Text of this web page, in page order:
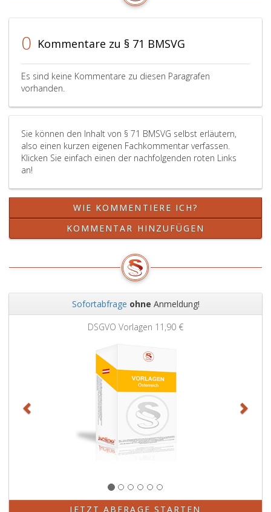
5.
im
der
nach
28,
eingerichteten
Veranlagungsgemeinschaft
vorzunehmen.
0 Kommentare zu § 71 BMSVG
Es sind keine Kommentare zu diesen Paragrafen
vorhanden.
Sie können den Inhalt von § 71 BMSVG selbst erläutern,
also einen kurzen eigenen Fachkommentar verfassen.
Klicken Sie einfach einen der nachfolgenden roten Links
an!
WIE KOMMENTIERE ICH?
KOMMENTAR HINZUFÜGEN
Sofortabfrage ohne Anmeldung!
DSGVO Vorlagen 11,90 €
JETZT ABFRAGE STARTEN